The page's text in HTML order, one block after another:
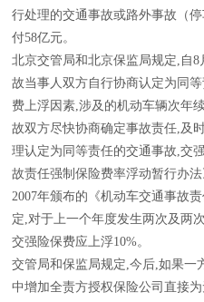
行处理的交通事故或路外事故（
付58亿元。
北京交管局和北京保监局规定,自
故当事人双方自行协商认定为同
费上浮因素,涉及的机动车辆次年
故双方尽快协商确定事故责任,及
理认定为同等责任的交通事故,交
故责任强制保险费率浮动暂行办
2007年颁布的《机动车交通事故
定,对于上一个年度发生两次及两
交强险保费应上浮10%。
交管局和保监局规定,今后,如果一
中增加全责方授权保险公司直接